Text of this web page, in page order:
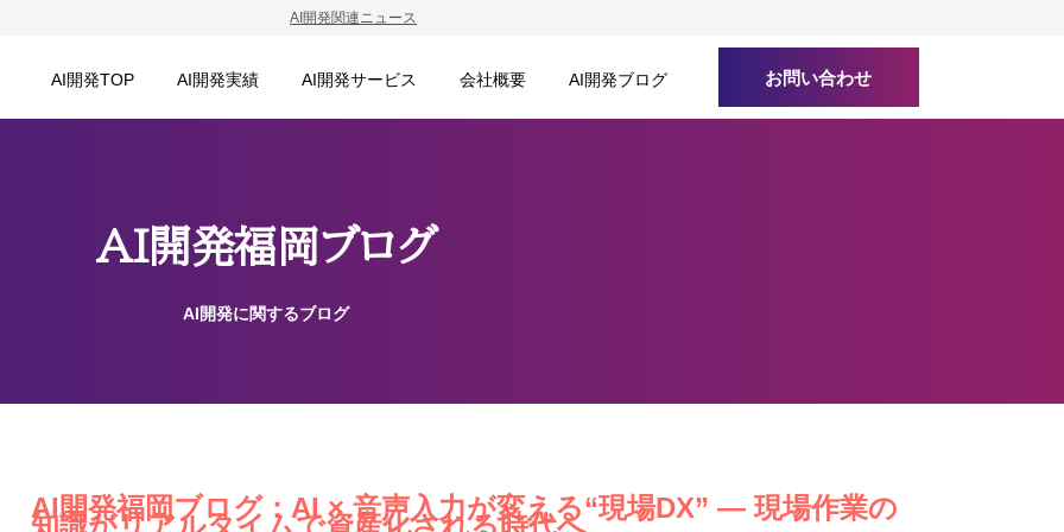
AI開発関連ニュース
AI開発TOP AI開発実績 AI開発サービス 会社概要 AI開発ブログ お問い合わせ
AI開発福岡ブログ
AI開発に関するブログ
AI開発福岡ブログ：AI × 音声入力が変える“現場DX” ― 現場作業の
知識がリアルタイムで資産化される時代へ